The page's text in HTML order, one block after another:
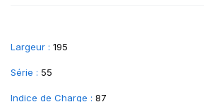
Largeur : 195
Série : 55
Indice de Charge : 87